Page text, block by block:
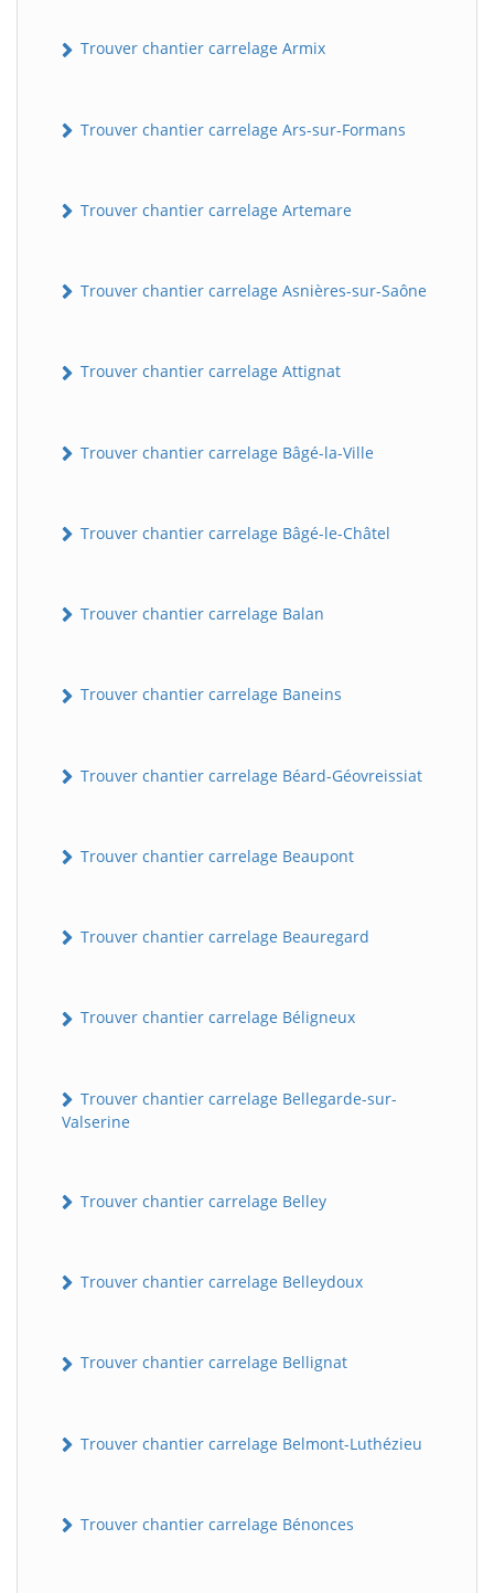
Trouver chantier carrelage Armix
Trouver chantier carrelage Ars-sur-Formans
Trouver chantier carrelage Artemare
Trouver chantier carrelage Asnières-sur-Saône
Trouver chantier carrelage Attignat
Trouver chantier carrelage Bâgé-la-Ville
Trouver chantier carrelage Bâgé-le-Châtel
Trouver chantier carrelage Balan
Trouver chantier carrelage Baneins
Trouver chantier carrelage Béard-Géovreissiat
Trouver chantier carrelage Beaupont
Trouver chantier carrelage Beauregard
Trouver chantier carrelage Béligneux
Trouver chantier carrelage Bellegarde-sur-
Valserine
Trouver chantier carrelage Belley
Trouver chantier carrelage Belleydoux
Trouver chantier carrelage Bellignat
Trouver chantier carrelage Belmont-Luthézieu
Trouver chantier carrelage Bénonces